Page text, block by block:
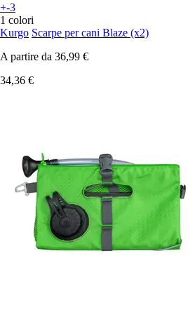
+-3
1 colori
Kurgo Scarpe per cani Blaze (x2)
A partire da 36,99 €
34,36 €